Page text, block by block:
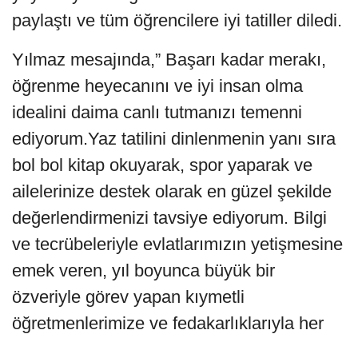
paylaştı ve tüm öğrencilere iyi tatiller diledi.
Yılmaz mesajında,” Başarı kadar merakı,
öğrenme heyecanını ve iyi insan olma
idealini daima canlı tutmanızı temenni
ediyorum.Yaz tatilini dinlenmenin yanı sıra
bol bol kitap okuyarak, spor yaparak ve
ailelerinize destek olarak en güzel şekilde
değerlendirmenizi tavsiye ediyorum. Bilgi
ve tecrübeleriyle evlatlarımızın yetişmesine
emek veren, yıl boyunca büyük bir
özveriyle görev yapan kıymetli
öğretmenlerimize ve fedakarlıklarıyla her